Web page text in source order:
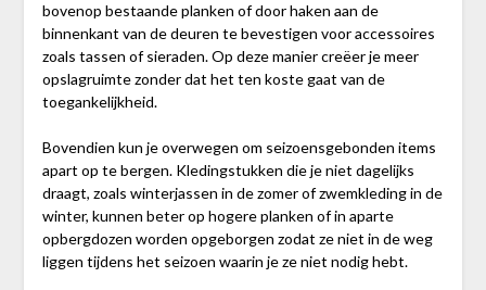
bovenop bestaande planken of door haken aan de
binnenkant van de deuren te bevestigen voor accessoires
zoals tassen of sieraden. Op deze manier creëer je meer
opslagruimte zonder dat het ten koste gaat van de
toegankelijkheid.
Bovendien kun je overwegen om seizoensgebonden items
apart op te bergen. Kledingstukken die je niet dagelijks
draagt, zoals winterjassen in de zomer of zwemkleding in de
winter, kunnen beter op hogere planken of in aparte
opbergdozen worden opgeborgen zodat ze niet in de weg
liggen tijdens het seizoen waarin je ze niet nodig hebt.